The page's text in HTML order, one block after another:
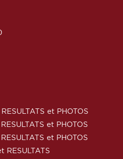
et PHOTOS
et PHOTOS
et PHOTOS
RESULTATS